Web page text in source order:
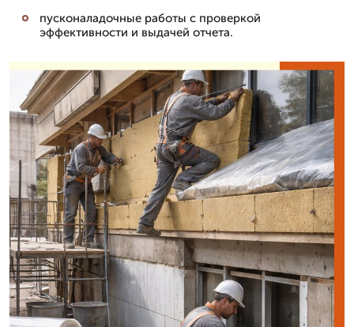
пусконаладочные работы с проверкой
эффективности и выдачей отчета.